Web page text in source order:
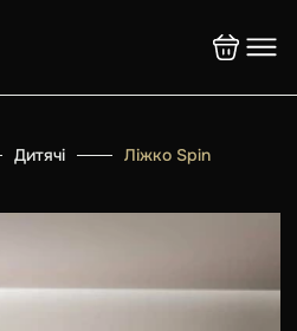
Дитячі Ліжко Spin